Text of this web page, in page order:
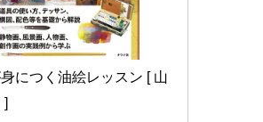
につく油絵レッスン [ 山
]